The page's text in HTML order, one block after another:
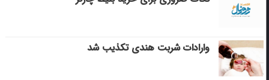
وارادات شربت هندی تکذیب شد